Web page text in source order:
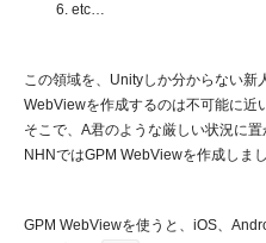
etc…
この領域を、Unityしか分からない新
WebViewを作成するのは不可能に近
そこで、A君のような厳しい状況に
NHNではGPM WebViewを作成しまし
GPM WebViewを使うと、iOS、